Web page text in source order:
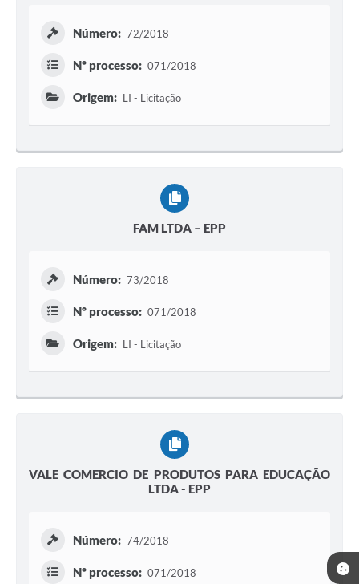
Número: 72/2018
Nº processo: 071/2018
Origem: LI - Licitação
FAM LTDA – EPP
Número: 73/2018
Nº processo: 071/2018
Origem: LI - Licitação
VALE COMERCIO DE PRODUTOS PARA EDUCAÇÃO
LTDA - EPP
Número: 74/2018
Nº processo: 071/2018